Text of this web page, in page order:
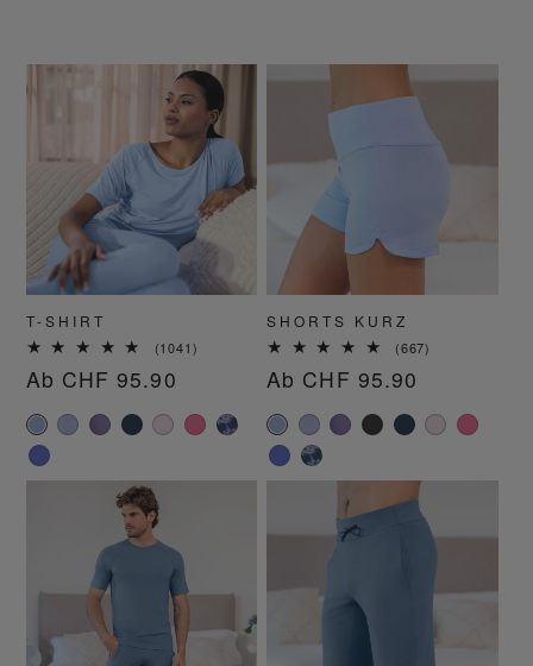
T-SHIRT
(1041)
Normaler
Preis
Ab CHF 95.90
SHORTS KURZ
(667)
Normaler
Preis
Ab CHF 95.90